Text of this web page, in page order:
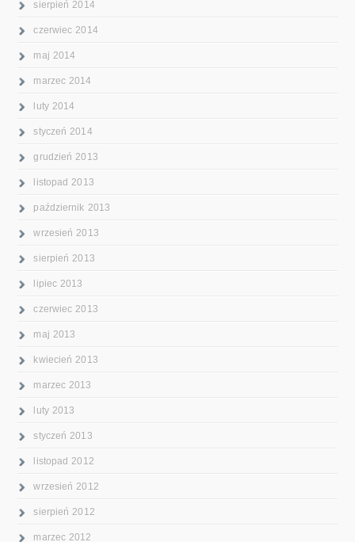
sierpień 2014
czerwiec 2014
maj 2014
marzec 2014
luty 2014
styczeń 2014
grudzień 2013
listopad 2013
październik 2013
wrzesień 2013
sierpień 2013
lipiec 2013
czerwiec 2013
maj 2013
kwiecień 2013
marzec 2013
luty 2013
styczeń 2013
listopad 2012
wrzesień 2012
sierpień 2012
marzec 2012